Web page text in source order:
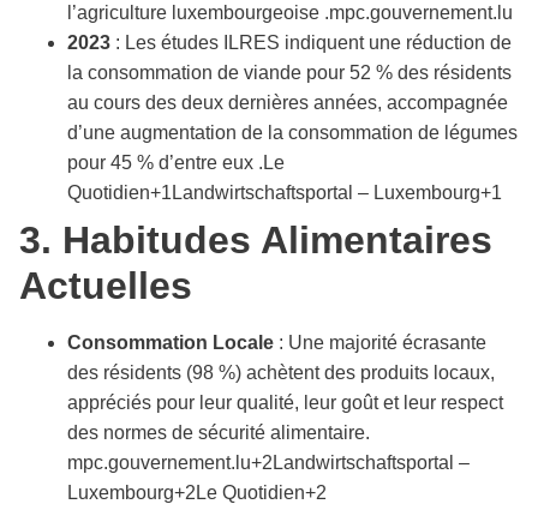
l’agriculture luxembourgeoise .​mpc.gouvernement.lu
2023 : Les études ILRES indiquent une réduction de
la consommation de viande pour 52 % des résidents
au cours des deux dernières années, accompagnée
d’une augmentation de la consommation de légumes
pour 45 % d’entre eux .​Le
Quotidien+1Landwirtschaftsportal – Luxembourg+1
3. Habitudes Alimentaires
Actuelles
Consommation Locale : Une majorité écrasante
des résidents (98 %) achètent des produits locaux,
appréciés pour leur qualité, leur goût et leur respect
des normes de sécurité alimentaire.​
mpc.gouvernement.lu+2Landwirtschaftsportal –
Luxembourg+2Le Quotidien+2